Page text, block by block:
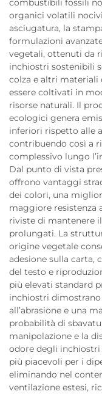
combustibili fossili
organici volatili
asciugatura, la
formulazioni
vegetali, ottenuti da
inchiostri sostenibili
colza e altri materiali
essere coltivati in
risorse naturali. Il
ecologici genera
inferiori rispetto alle
contribuendo così a
complessivo lungo
Dal punto di vista
offrono vantaggi
dei colori, una
maggiore resistenza
riviste di mantenere
prolungati. La
origine vegetale
adesione sulla carta,
del testo e
più elevati standard
inchiostri
all’abrasione e una
probabilità di
manipolazione e la
odore degli
più piacevoli per i
eliminando nel
ventilazione estesi,